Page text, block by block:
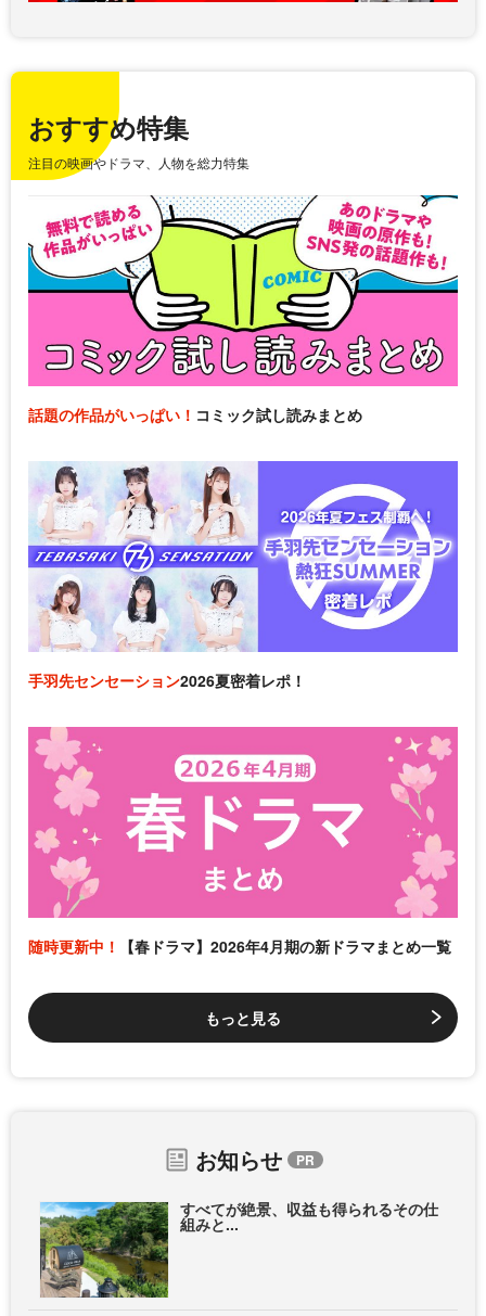
おすすめ特集
注目の映画やドラマ、人物を総力特集
話題の作品がいっぱい！ コミック試し読みまとめ
手羽先センセーション2026夏密着レポ！
随時更新中！ 【春ドラマ】2026年4月期の新ドラマまとめ一覧
もっと見る
お知らせ
すべてが絶景、収益も得られるその仕
組みと...